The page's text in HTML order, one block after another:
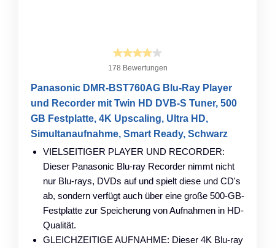
178 Bewertungen
Panasonic DMR-BST760AG Blu-Ray Player
und Recorder mit Twin HD DVB-S Tuner, 500
GB Festplatte, 4K Upscaling, Ultra HD,
Simultanaufnahme, Smart Ready, Schwarz
VIELSEITIGER PLAYER UND RECORDER:
Dieser Panasonic Blu-ray Recorder nimmt nicht
nur Blu-rays, DVDs auf und spielt diese und CD's
ab, sondern verfügt auch über eine große 500-GB-
Festplatte zur Speicherung von Aufnahmen in HD-
Qualität.
GLEICHZEITIGE AUFNAHME: Dieser 4K Blu-ray